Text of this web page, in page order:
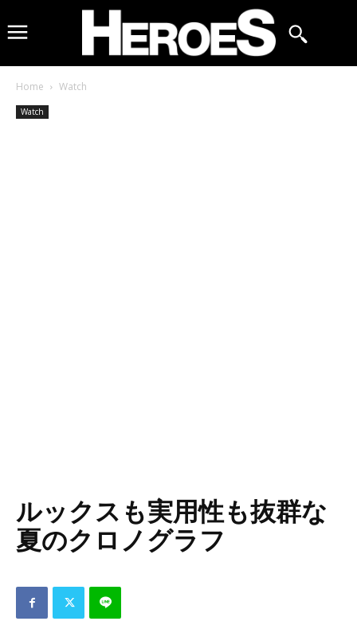
Home Watch
Watch
ルックスも実用性も抜群な
夏のクロノグラフ